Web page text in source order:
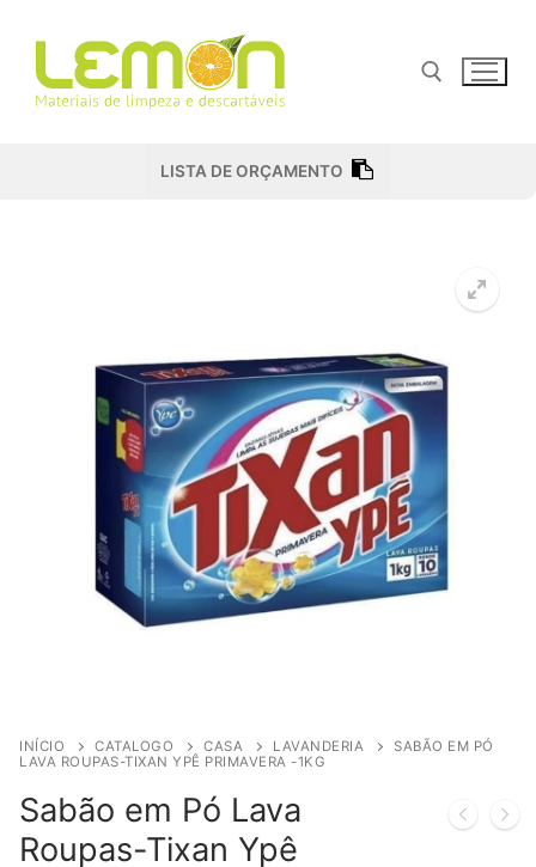
para
conteúdo
Pesquisar por:
LISTA DE ORÇAMENTO
INÍCIO CATALOGO CASA LAVANDERIA
SABÃO EM PÓ
LAVA ROUPAS-TIXAN YPÊ PRIMAVERA -1KG
Sabão em Pó Lava
Roupas-Tixan Ypê